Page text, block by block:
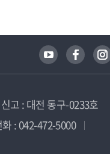
고 : 대전 동구-0233호
: 042-472-5000